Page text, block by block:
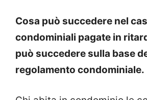
Cosa può succedere nel
condominiali pagate in
può succedere sulla base
regolamento condominiale.